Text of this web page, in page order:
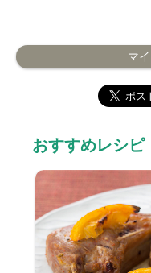
マ
おすすめレシピ